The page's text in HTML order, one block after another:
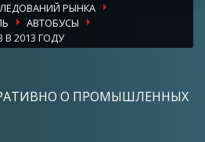
РЫНКА
АВТОБУСЫ
2013 ГОДУ
О ПРОМЫШЛЕННЫХ